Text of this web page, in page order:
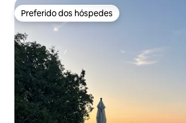
Preferido dos hóspedes
Preferido dos hóspedes